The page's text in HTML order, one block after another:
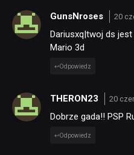
GunsNroses 20
Dariusxq|twoj ds
Mario 3d
Odpowiedz
THERON23 20
Dobrze gada!! PSP
Odpowiedz